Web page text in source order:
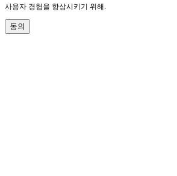
사용자 경험을 향상시키기 위해.
동의